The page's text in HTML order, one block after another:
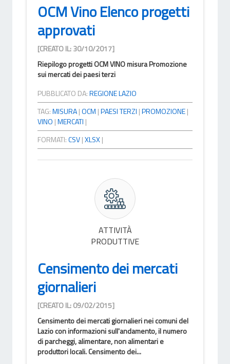
OCM Vino Elenco progetti
approvati
[CREATO IL: 30/10/2017]
Riepilogo progetti OCM VINO misura Promozione
sui mercati dei paesi terzi
PUBBLICATO DA:REGIONE LAZIO
TAG:MISURA|OCM |PAESI TERZI |PROMOZIONE|
VINO |MERCATI |
FORMATI:CSV|XLSX|
ATTIVITÀ
PRODUTTIVE
Censimento dei mercati
giornalieri
[CREATO IL: 09/02/2015]
Censimento dei mercati giornalieri nei comuni del
Lazio con informazioni sull'andamento, il numero
di parcheggi, alimentare, non alimentari e
produttori locali. Censimento dei...